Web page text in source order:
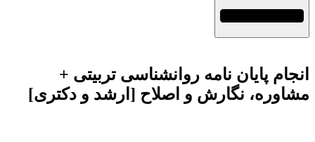
انجام پایان نامه روانشناسی تربیتی +
مشاوره، نگارش و اصلاح [ارشد و دکتری]